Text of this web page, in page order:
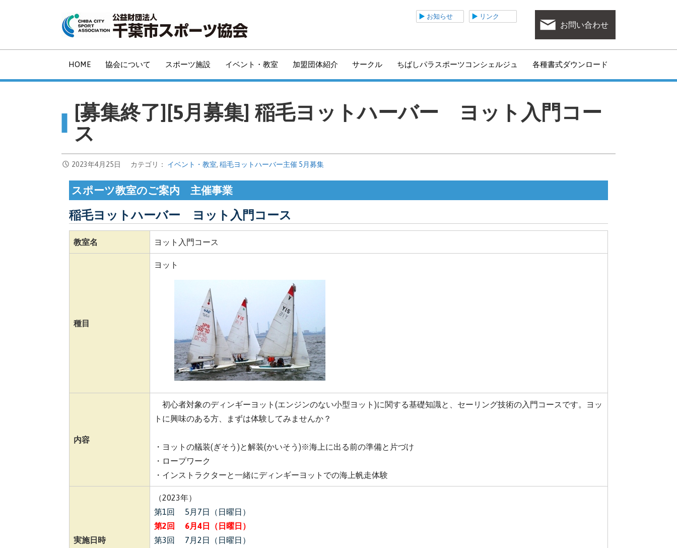
ン
へ
公益財団法人千葉市スポーツ協会
リンク
お知らせ
お問い合わせ
HOME 協会について スポーツ施設 イベント・教室 加盟団体紹介 サークル ちばしパラスポーツコンシェルジュ 各種書式ダウンロード
[募集終了][5月募集] 稲毛ヨットハーバー ヨット入門コー
ス
2023年4月25日 カテゴリ： イベント・教室, 稲毛ヨットハーバー主催 5月募集
スポーツ教室のご案内 主催事業
稲毛ヨットハーバー ヨット入門コース
教室名 ヨット入門コース
種目
ヨット
内容
初心者対象のディンギーヨット(エンジンのない小型ヨット)に関する基礎知識と、セーリング技術の入門コースです。ヨッ
トに興味のある方、まずは体験してみませんか？
・ヨットの艤装(ぎそう)と解装(かいそう)※海上に出る前の準備と片づけ
・ロープワーク
・インストラクターと一緒にディンギーヨットでの海上帆走体験
実施日時
（2023年）
第1回 5月7日（日曜日）
第2回 6月4日（日曜日）
第3回 7月2日（日曜日）